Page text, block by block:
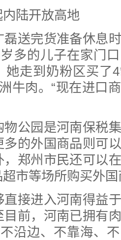
陆开放高地
完货准备休息时
多的儿子在家门
她走到奶粉区买了
牛肉。“现在进口
园是河南保税集
多的外国商品则可
郑州市民还可以
市等场所购买外
进入河南得益于
目前，河南已拥有
沿边、不靠海、